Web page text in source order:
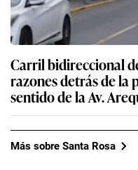
Carril bidireccional
razones detrás de la
sentido de la Av.
Más sobre Santa Rosa